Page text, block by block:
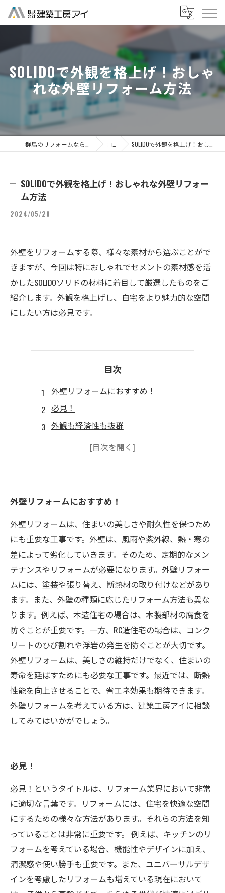
SOLIDOで外観を格上げ！おしゃ
れな外壁リフォーム方法
コラム SOLIDOで外観を格上げ！おしゃれな外壁リフォーム方法
SOLIDOで外観を格上げ！おしゃれな外壁リフォー
ム方法
2024/05/28
外壁をリフォームする際、様々な素材から選ぶことがで
きますが、今回は特におしゃれでセメントの素材感を活
かしたSOLIDOソリドの材料に着目して厳選したものをご
紹介します。外観を格上げし、自宅をより魅力的な空間
にしたい方は必見です。
目次
外壁リフォームにおすすめ！
必見！
外観も経済性も抜群
ソリドを選ぶメリット
外壁リフォームにおすすめ！
外壁リフォームは、住まいの美しさや耐久性を保つため
にも重要な工事です。外壁は、風雨や紫外線、熱・寒の
差によって劣化していきます。そのため、定期的なメン
テナンスやリフォームが必要になります。外壁リフォー
ムには、塗装や張り替え、断熱材の取り付けなどがあり
ます。また、外壁の種類に応じたリフォーム方法も異な
ります。例えば、木造住宅の場合は、木製部材の腐食を
防ぐことが重要です。一方、RC造住宅の場合は、コンク
リートのひび割れや浮岩の発生を防ぐことが大切です。
外壁リフォームは、美しさの維持だけでなく、住まいの
寿命を延ばすためにも必要な工事です。最近では、断熱
性能を向上させることで、省エネ効果も期待できます。
外壁リフォームを考えている方は、建築工房アイに相談
してみてはいかがでしょう。
必見！
必見！というタイトルは、リフォーム業界において非常
に適切な言葉です。リフォームには、住宅を快適な空間
にするための様々な方法があります。それらの方法を知
っていることは非常に重要です。 例えば、キッチンのリ
フォームを考えている場合、機能性やデザインに加え、
清潔感や使い勝手も重要です。また、ユニバーサルデザ
インを考慮したリフォームも増えている現在において